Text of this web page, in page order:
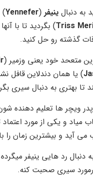
به دنبال ینیفر (
Yennefer
)
Triss) بگردید تا با
گذشته رو حل کنید.
متعحد خود یعنی وزمیر (
) یا همان دندلاین قافل
تا بهتری به دنبال سیری
پدر ویچر ها تعلیم دهنده
و یکی از مورد اعتماد
آید و بیشترین زمان را
دنبال رد هایی ینیفر
سیری صحبت کنه.